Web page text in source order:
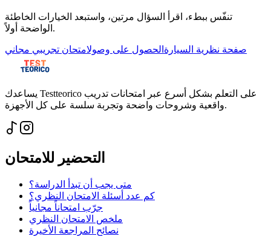
تنفّس ببطء، اقرأ السؤال مرتين، واستبعد الخيارات الخاطئة
الواضحة أولاً.
صفحة نظرية السيارة الحصول على وصولامتحان تجريبي مجاني
يساعدك Testteorico على التعلم بشكل أسرع عبر امتحانات تدريب
واقعية وشروحات واضحة وتجربة سلسة على كل الأجهزة.
التحضير للامتحان
متى يجب أن تبدأ الدراسة؟
كم عدد أسئلة الامتحان النظري؟
جرّب امتحاناً مجانياً
ملخص الامتحان النظري
نصائح المراجعة الأخيرة